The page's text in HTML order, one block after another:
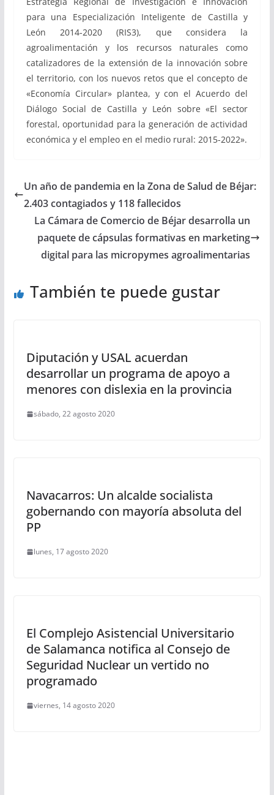
para una Especialización Inteligente de Castilla y
León 2014-2020 (RIS3), que considera la
agroalimentación y los recursos naturales como
catalizadores de la extensión de la innovación sobre
el territorio, con los nuevos retos que el concepto de
«Economía Circular» plantea, y con el Acuerdo del
Diálogo Social de Castilla y León sobre «El sector
forestal, oportunidad para la generación de actividad
económica y el empleo en el medio rural: 2015-2022».
Un año de pandemia en la Zona de Salud de Béjar:
2.403 contagiados y 118 fallecidos
La Cámara de Comercio de Béjar desarrolla un
paquete de cápsulas formativas en marketing
digital para las micropymes agroalimentarias
También te puede gustar
Diputación y USAL acuerdan
desarrollar un programa de apoyo a
menores con dislexia en la provincia
sábado, 22 agosto 2020
Navacarros: Un alcalde socialista
gobernando con mayoría absoluta del
PP
lunes, 17 agosto 2020
El Complejo Asistencial Universitario
de Salamanca notifica al Consejo de
Seguridad Nuclear un vertido no
programado
viernes, 14 agosto 2020